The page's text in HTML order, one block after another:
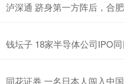
泸深通 跻身第一方阵后，合
钱坛子 18家半导体公司IPO
同花证券 一名日本人闯入中